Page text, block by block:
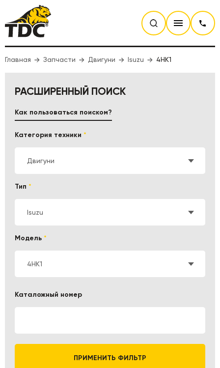
Главная Запчасти Двигуни Isuzu 4HK1
РАСШИРЕННЫЙ ПОИСК
Категория техники *
Двигуни
Тип *
Isuzu
Модель *
4HK1
Каталожный номер
ПРИМЕНИТЬ ФИЛЬТР
Как пользоваться поиском?